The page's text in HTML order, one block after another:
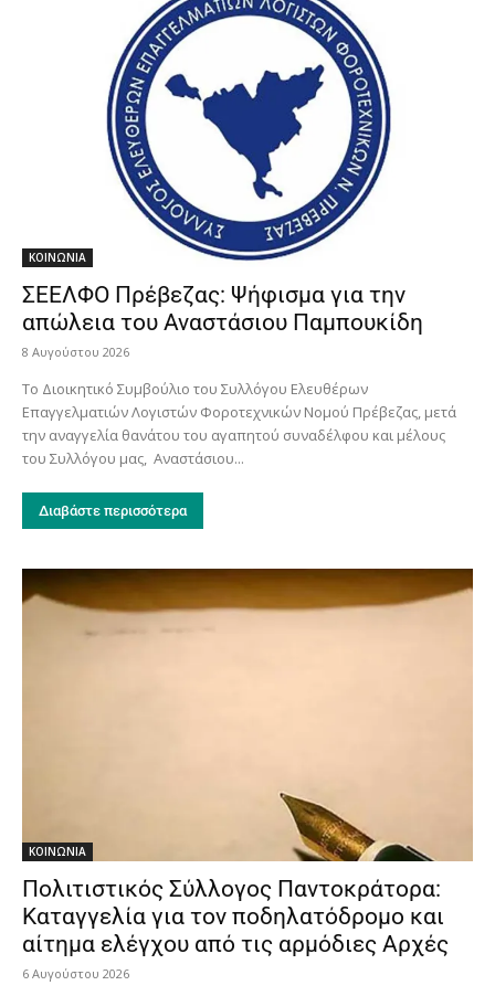
ΚΟΙΝΩΝΙΑ
ΣΕΕΛΦΟ Πρέβεζας: Ψήφισμα για την
απώλεια του Αναστάσιου Παμπουκίδη
8 Αυγούστου 2026
Το Διοικητικό Συμβούλιο του Συλλόγου Ελευθέρων
Επαγγελματιών Λογιστών Φοροτεχνικών Νομού Πρέβεζας, μετά
την αναγγελία θανάτου του αγαπητού συναδέλφου και μέλους
του Συλλόγου μας, Αναστάσιου...
Διαβάστε περισσότερα
ΚΟΙΝΩΝΙΑ
Πολιτιστικός Σύλλογος Παντοκράτορα:
Καταγγελία για τον ποδηλατόδρομο και
αίτημα ελέγχου από τις αρμόδιες Αρχές
6 Αυγούστου 2026